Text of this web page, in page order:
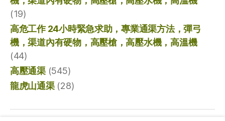
(19)
高危工作 24小時緊急求助，專業通渠方法，彈弓
機，渠道內有硬物，高壓槍，高壓水機，高溫機
(44)
高壓通渠(545)
龍虎山通渠(28)